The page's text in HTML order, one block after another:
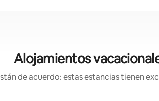
Alojamientos
de acuerdo: estas estancias tienen